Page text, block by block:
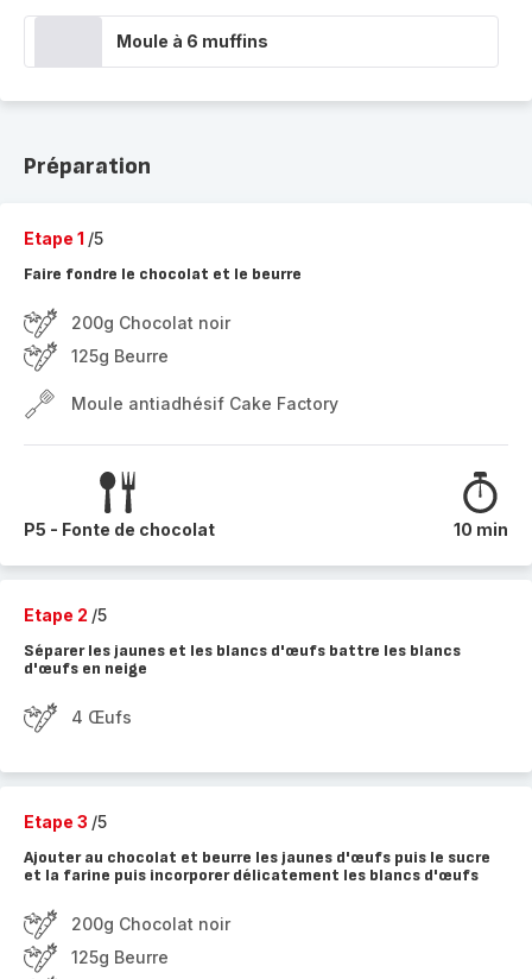
Moule à 6 muffins
Préparation
Etape 1 /5
Faire fondre le chocolat et le beurre
200g Chocolat noir
125g Beurre
Moule antiadhésif Cake Factory
P5 - Fonte de chocolat 10 min
Etape 2 /5
Séparer les jaunes et les blancs d'œufs battre les blancs
d'œufs en neige
4 Œufs
Etape 3 /5
Ajouter au chocolat et beurre les jaunes d'œufs puis le sucre
et la farine puis incorporer délicatement les blancs d'œufs
200g Chocolat noir
125g Beurre